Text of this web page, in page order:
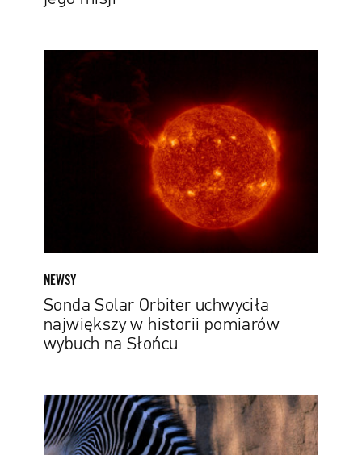
uchwyciła
Słońcu
NEWSY
Sonda Solar Orbiter uchwyciła
największy w historii pomiarów
wybuch na Słońcu
Zdjęcia
zwierząt
zrobione